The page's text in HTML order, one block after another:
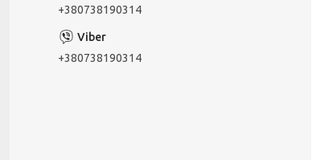
+380738190314
+380738190314